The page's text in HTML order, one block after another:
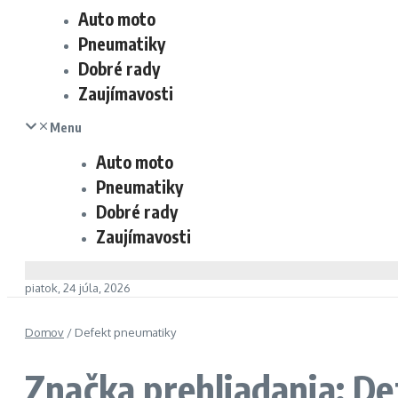
Auto moto
Pneumatiky
Dobré rady
Zaujímavosti
Menu
Auto moto
Pneumatiky
Dobré rady
Zaujímavosti
piatok, 24 júla, 2026
Domov / Defekt pneumatiky
Značka prehliadania: